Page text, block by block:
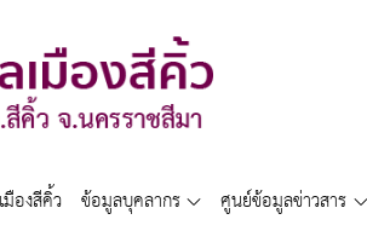
มืองสีคิ้ว ข้อมูลบุคลากร ศูนย์ข้อมูลข่าวสาร